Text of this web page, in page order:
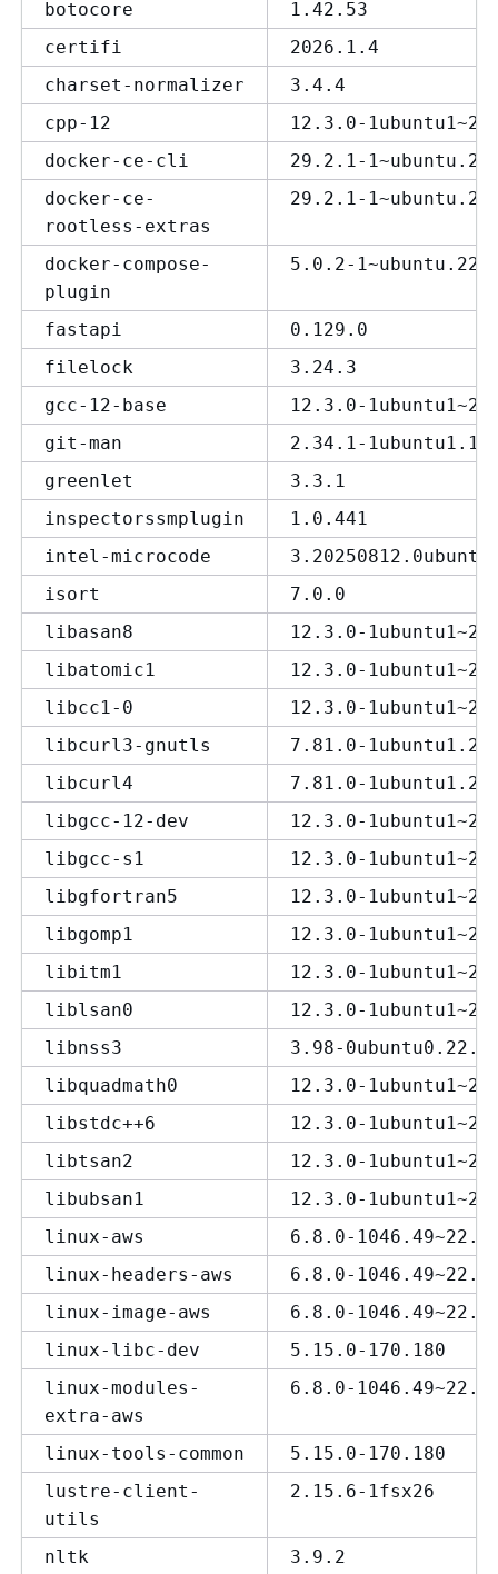
botocore
1.42.53
certifi
2026.1.4
charset-normalizer
3.4.4
cpp-12
12.3.0-
docker-ce-cli
29.2.1-
docker-ce-
rootless-extras
29.2.1-
docker-compose-
plugin
5.0.2-
fastapi
0.129.0
filelock
3.24.3
gcc-12-base
12.3.0-
git-man
2.34.1-1ubuntu1.15
greenlet
3.3.1
inspectorssmplugin
1.0.441
intel-microcode
isort
7.0.0
libasan8
12.3.0-
libatomic1
12.3.0-
libcc1-0
12.3.0-
libcurl3-gnutls
7.81.0-1ubuntu1.21
libcurl4
7.81.0-1ubuntu1.21
libgcc-12-dev
12.3.0-
libgcc-s1
12.3.0-
libgfortran5
12.3.0-
libgomp1
12.3.0-
libitm1
12.3.0-
liblsan0
12.3.0-
libnss3
3.98-
libquadmath0
12.3.0-
libstdc++6
12.3.0-
libtsan2
12.3.0-
libubsan1
12.3.0-
linux-aws
6.8.0-
linux-headers-aws
6.8.0-
linux-image-aws
6.8.0-
linux-libc-dev
5.15.0-170.180
linux-modules-
extra-aws
6.8.0-
linux-tools-common
5.15.0-170.180
lustre-client-
utils
2.15.6-1fsx26
nltk
3.9.2